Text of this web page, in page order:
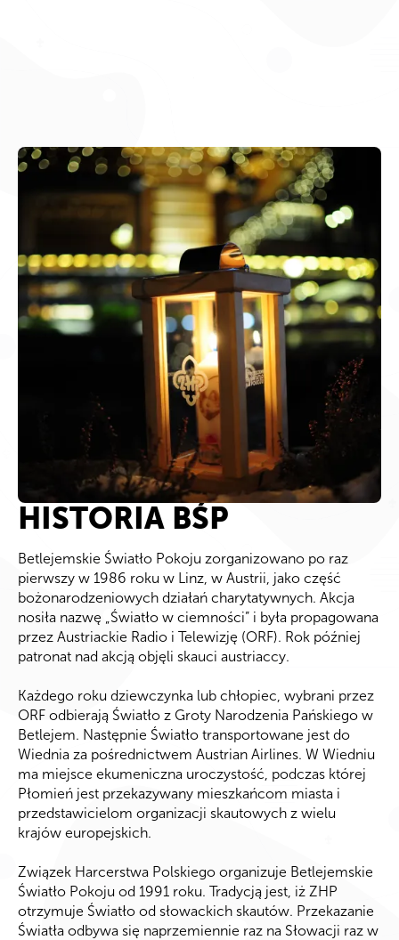
HISTORIA BŚP
Betlejemskie Światło Pokoju zorganizowano po raz
pierwszy w 1986 roku w Linz, w Austrii, jako część
bożonarodzeniowych działań charytatywnych. Akcja
nosiła nazwę „Światło w ciemności” i była propagowana
przez Austriackie Radio i Telewizję (ORF). Rok później
patronat nad akcją objęli skauci austriaccy.
Każdego roku dziewczynka lub chłopiec, wybrani przez
ORF odbierają Światło z Groty Narodzenia Pańskiego w
Betlejem. Następnie Światło transportowane jest do
Wiednia za pośrednictwem Austrian Airlines. W Wiedniu
ma miejsce ekumeniczna uroczystość, podczas której
Płomień jest przekazywany mieszkańcom miasta i
przedstawicielom organizacji skautowych z wielu
krajów europejskich.
Związek Harcerstwa Polskiego organizuje Betlejemskie
Światło Pokoju od 1991 roku. Tradycją jest, iż ZHP
otrzymuje Światło od słowackich skautów. Przekazanie
Światła odbywa się naprzemiennie raz na Słowacji raz w